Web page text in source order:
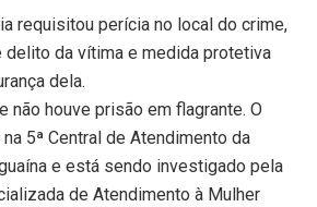
requisitou perícia no local do crime,
delito da vítima e medida protetiva
dela.
não houve prisão em flagrante. O
5ª Central de Atendimento da
e está sendo investigado pela
de Atendimento à Mulher